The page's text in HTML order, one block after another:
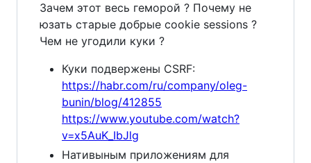
Зачем этот весь геморой ? Почему не
юзать старые добрые cookie sessions ?
Чем не угодили куки ?
Куки подвержены CSRF:
https://habr.com/ru/company/oleg-
bunin/blog/412855
https://www.youtube.com/watch?
v=x5AuK_IbJlg
Нативыным приложениям для